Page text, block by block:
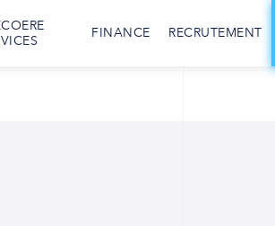
FINANCE RECRUTEMENT